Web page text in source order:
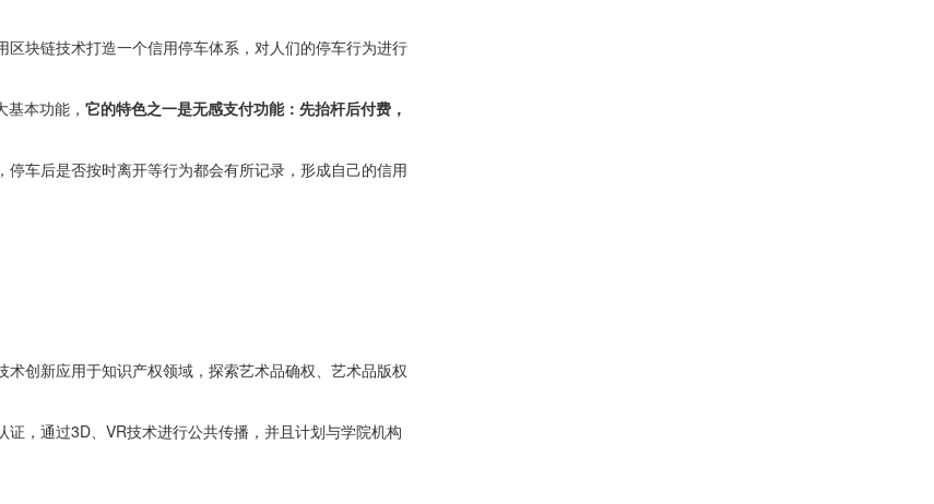
块链技术打造一个信用停车体系，对人们的停车行为进行
本功能， 它的特色之一是无感支付功能：先抬杆后付费，
车后是否按时离开等行为都会有所记录，形成自己的信用
创新应用于知识产权领域，探索艺术品确权、艺术品版权
，通过3D、VR技术进行公共传播，并且计划与学院机构